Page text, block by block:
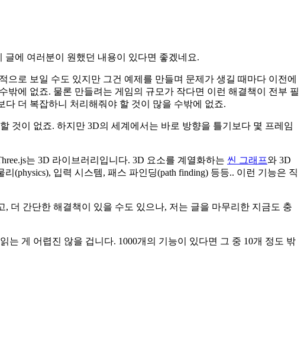
글에 여러분이 원했던 내용이 있다면 좋겠네요.
로 보일 수도 있지만 그건 예제를 만들며 문제가 생길 때마다 이전에
에 없죠. 물론 만들려는 게임의 규모가 작다면 이런 해결책이 전부 필
더 복잡하니 처리해줘야 할 것이 많을 수밖에 없죠.
것이 없죠. 하지만 3D의 세계에서는 바로 방향을 틀기보다 몇 프레임
는 3D 라이브러리입니다. 3D 요소를 계열화하는 씬 그래프와 3D
(physics), 입력 시스템, 패스 파인딩(path finding) 등등.. 이런 기능은 직
더 간단한 해결책이 있을 수도 있으나, 저는 글을 마무리한 지금도 충
게 어렵진 않을 겁니다. 1000개의 기능이 있다면 그 중 10개 정도 밖